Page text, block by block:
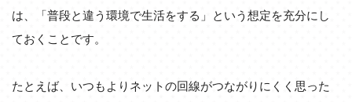
は、「普段と違う環境で生活をする」という想定を充分にし
ておくことです。
たとえば、いつもよりネットの回線がつながりにくく思った